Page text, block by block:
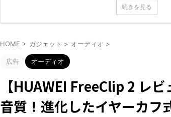
続きを見る
HOME > ガジェット > オーディオ >
広告 オーディオ
【HUAWEI FreeClip 2 レ
音質！進化したイヤーカフ